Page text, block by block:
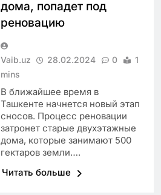
дома, попадет под
реновацию
Vaib.uz 28.02.2024 0
1
mins
В ближайшее время в
Ташкенте начнется новый этап
сносов. Процесс реновации
затронет старые двухэтажные
дома, которые занимают 500
гектаров земли….
Читать больше